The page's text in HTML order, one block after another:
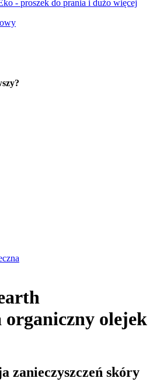
- proszek do prania i dużo więcej
olejek
zanieczyszczeń skóry